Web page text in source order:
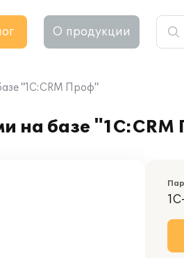
О продукции
"1С:CRM Проф"
на базе